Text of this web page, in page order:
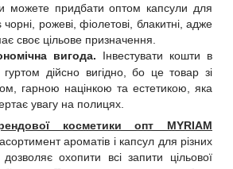
можете придбати оптом капсули для
рожеві, фіолетові, блакитні, адже
своє цільове призначення.
вигода. Інвестувати кошти в
гуртом дійсно вигідно, бо це товар зі
гарною націнкою та естетикою, яка
увагу на полицях.
косметики опт MYRIAM
ароматів і капсул для різних
охопити всі запити цільової